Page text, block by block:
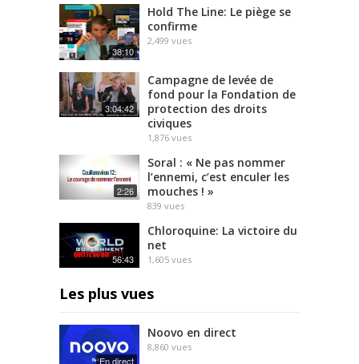
38:10
Hold The Line: Le piège se
confirme
2,499 vues
3:04:42
Campagne de levée de
fond pour la Fondation de
protection des droits
civiques
1,876 vues
2:26
Soral : « Ne pas nommer
l’ennemi, c’est enculer les
mouches ! »
839 vues
56:43
Chloroquine: La victoire du
net
1,605 vues
Les plus vues
En direct
Noovo en direct
8,860 vues